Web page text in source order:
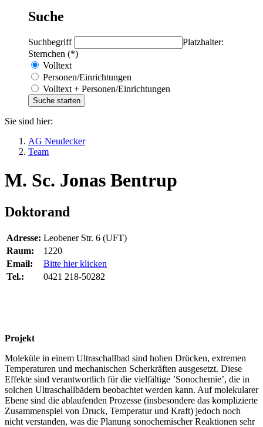
Suche
Suchbegriff
Platzhalter:
Sternchen (*)
Volltext
Personen/Einrichtungen
Volltext + Personen/Einrichtungen
Sie sind hier:
AG Neudecker
Team
M. Sc. Jonas Bentrup
Doktorand
Adresse: Leobener Str. 6 (UFT)
Raum:
1220
Email:
Bitte hier klicken
Tel.:
0421 218-50282
Projekt
Moleküle in einem Ultraschallbad sind hohen Drücken, extremen
Temperaturen und mechanischen Scherkräften ausgesetzt. Diese
Effekte sind verantwortlich für die vielfältige ’Sonochemie’, die in
solchen Ultraschallbädern beobachtet werden kann. Auf molekularer
Ebene sind die ablaufenden Prozesse (insbesondere das komplizierte
Zusammenspiel von Druck, Temperatur und Kraft) jedoch noch
nicht verstanden, was die Planung sonochemischer Reaktionen sehr